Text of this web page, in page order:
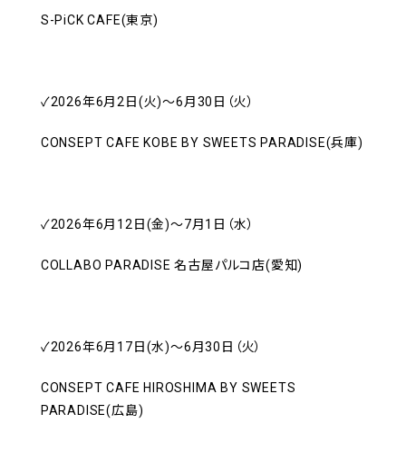
S-PiCK CAFE(東京)
✓2026年6月2日(火)～6月30日（火）
CONSEPT CAFE KOBE BY SWEETS PARADISE(兵庫)
✓2026年6月12日(金)～7月1日（水）
COLLABO PARADISE 名古屋パルコ店(愛知)
✓2026年6月17日(水)～6月30日（火）
CONSEPT CAFE HIROSHIMA BY SWEETS
PARADISE(広島)